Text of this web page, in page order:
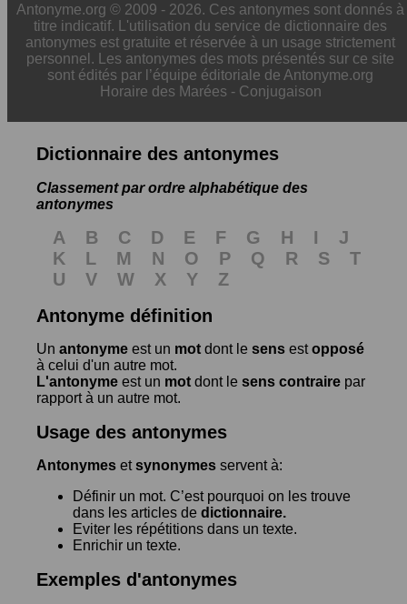
Antonyme.org © 2009 - 2026. Ces antonymes sont donnés à
titre indicatif. L'utilisation du service de dictionnaire des
antonymes est gratuite et réservée à un usage strictement
personnel. Les antonymes des mots présentés sur ce site
sont édités par l’équipe éditoriale de Antonyme.org
Horaire des Marées - Conjugaison
Dictionnaire des antonymes
Classement par ordre alphabétique des
antonymes
A B C D E F G H I
J
K
L M N O P Q R S
T
U
V W X Y
Z
Antonyme définition
Un antonyme est un mot dont le sens estopposé
à celui d'un autre mot.
L'antonyme est un mot dont le sens contraire par
rapport à un autre mot.
Usage des antonymes
Antonymes etsynonymes servent à:
Définir un mot. C’est pourquoi on les trouve
dans les articles de dictionnaire.
Eviter les répétitions dans un texte.
Enrichir un texte.
Exemples d'antonymes